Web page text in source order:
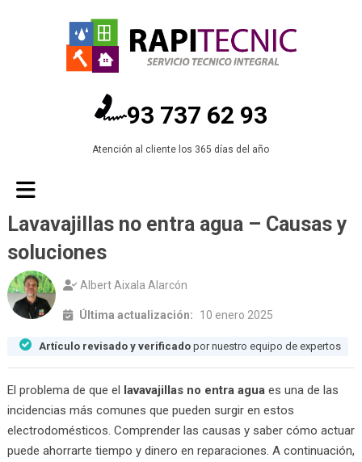
93 737 62 93
Atención al cliente los 365 días del año
Lavavajillas no entra agua – Causas y
soluciones
Albert Aixala Alarcón
Última actualización: 10 enero 2025
Artículo revisado y verificado por nuestro equipo de expertos
El problema de que el lavavajillas no entra aguaes una de las
incidencias más comunes que pueden surgir en estos
electrodomésticos. Comprender las causas y saber cómo actuar
puede ahorrarte tiempo y dinero en reparaciones. A continuación,